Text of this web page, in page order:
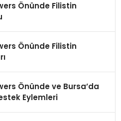
Önünde Filistin
Önünde Filistin
Önünde ve Bursa’da
Eylemleri